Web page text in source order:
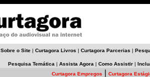
Sobre o Site | Curtagora Livros | Curtagora Parcerias |
Pesquisa Temática | Assista Agora | Como Assistir |
Curtagora Empregos
Curtagora